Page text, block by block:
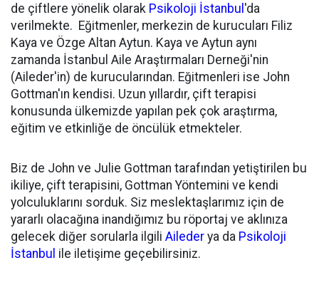
de çiftlere yönelik olarak Psikoloji İstanbul 'da
verilmekte. Eğitmenler, merkezin de kurucuları Filiz
Kaya ve Özge Altan Aytun. Kaya ve Aytun aynı
zamanda İstanbul Aile Araştırmaları Derneği'nin
(Aileder'in) de kurucularından. Eğitmenleri ise John
Gottman'ın kendisi. Uzun yıllardır, çift terapisi
konusunda ülkemizde yapılan pek çok araştırma,
eğitim ve etkinliğe de öncülük etmekteler.
Biz de John ve Julie Gottman tarafından yetiştirilen bu
ikiliye, çift terapisini, Gottman Yöntemini ve kendi
yolculuklarını sorduk. Siz meslektaşlarımız için de
yararlı olacağına inandığımız bu röportaj ve aklınıza
gelecek diğer sorularla ilgili Aileder ya da Psikoloji
İstanbul ile iletişime geçebilirsiniz.